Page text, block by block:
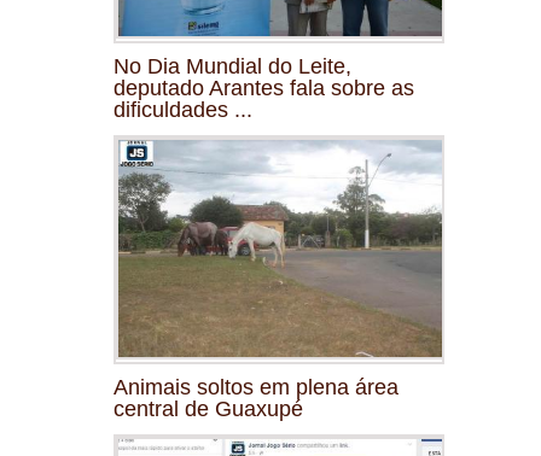
No Dia Mundial do Leite,
deputado Arantes fala sobre as
dificuldades ...
Animais soltos em plena área
central de Guaxupé